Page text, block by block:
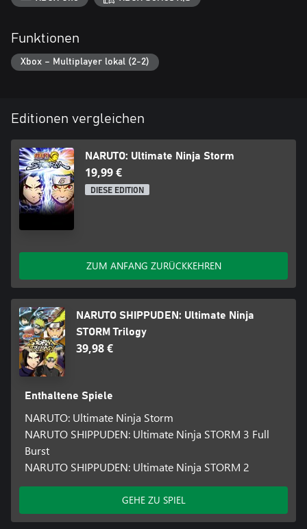
Funktionen
Xbox – Multiplayer lokal (2-2)
Editionen vergleichen
NARUTO: Ultimate Ninja Storm
19,99 €
DIESE EDITION
ZUM ANFANG ZURÜCKKEHREN
NARUTO SHIPPUDEN: Ultimate Ninja
STORM Trilogy
39,98 €
Enthaltene Spiele
NARUTO: Ultimate Ninja Storm
NARUTO SHIPPUDEN: Ultimate Ninja STORM 3 Full
Burst
NARUTO SHIPPUDEN: Ultimate Ninja STORM 2
GEHE ZU SPIEL